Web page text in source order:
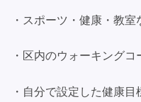
・スポーツ・健康・教
・区内のウォーキングコ
・自分で設定した健康目